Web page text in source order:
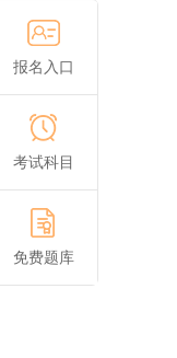
报名入口
考试科目
免费题库